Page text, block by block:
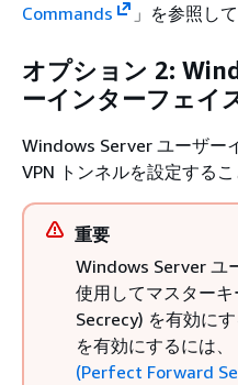
Commands
」を参照し
オプション 2:
ーインターフェイ
Windows Server ユーザー
VPN トンネルを設定するこ
重要
Windows Server ユ
使用してマスター
Secrecy) を有効に
を有効にするには、
(Perfect Forward